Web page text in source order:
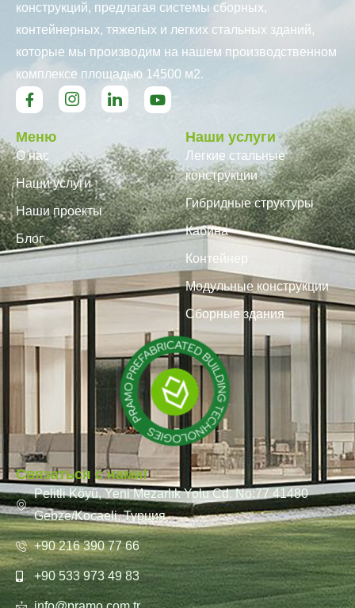
конструкций, предлагая системы сборных,
контейнерных, тяжелых и легких стальных зданий,
которые мы производим на нашем производственном
комплексе площадью 14500 м2.
Меню
О нас
Наши услуги
Наши проекты
Блог
Наши услуги
Легкие стальные
конструкции
Гибридные структуры
Кабина
Контейнер
Модульные конструкции
Сборные здания
Связаться с нами!
Pelitli Köyü, Yeni Mezarlık Yolu Cd. No:77 41480
Gebze/Kocaeli, Турция
+90 216 390 77 66
+90 533 973 49 83